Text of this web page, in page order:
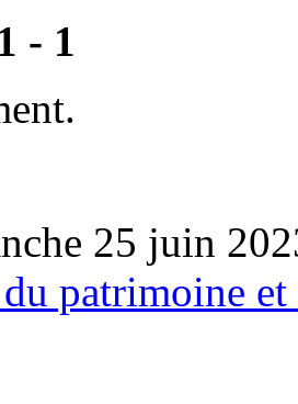
- 1
25 juin
patrimoine